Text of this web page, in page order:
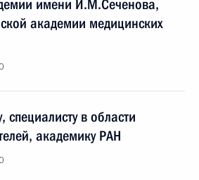
имени И.М.Сеченова,
академии медицинских
в области
академику РАН